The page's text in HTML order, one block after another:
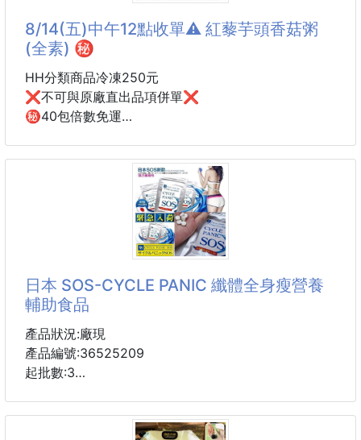
⚠️ 特價商品可能會有輕微污漬、擦痕、微脫線、些許
味
黑胡椒粒、黑胡椒粉、白胡椒重量：70g/包
阿公秘製手工胡椒粉
看似簡單像細砂般的胡椒粉
卻蘊藏著無限的小宇宙
要用掉阿公多少的青春和汗水去製作
阿公究極後半生的時光研發著自己心目中的獨家口味
8/14(五)中午12點收單⚠️ 紅藜芋頭香菇粥
(全素) ㊙️
HH分類商品冷凍250元
❌不可與原廠直出品項併單❌
㊙️40包倍數免運
✨ 一人份小包裝，份量剛剛好
嚴選台灣白米、秘魯紅藜、綿密芋頭、鮮美香菇，再搭
配竹筍、腐竹、紅蘿蔔等食材細火熬煮，每一口都吃得
到真材實料，口感濃郁滑順，芋香與菇香自然回甘，暖
✨ 冷凍保存，想吃隨時加熱
✨ 微波約10分鐘或隔水加熱10～15分鐘即可享用
✨ 早餐、午餐、宵夜、點心都方便
不論是忙碌上班族、學生、小家庭，或是家中長輩，都
能輕鬆享受一碗熱騰騰的美味好粥。
日本 SOS-CYCLE PANIC 纖體全身瘦營養
輔助食品
產品狀況:廠現
產品編號:36525209
起批數:3